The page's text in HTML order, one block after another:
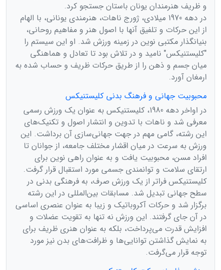
و ظریف هنرمندان یونان باستان جستجو کرد.
در دهه 1970 میلادی، ژورج ناهات، هنرمندی یونانی، با الهام
از این حرکات و تلفیق آنها با اصول هنر و مفاهیم روحانی،
بنیانگذار مکتبی نوین در زمینه ورزش شد. او این سیستم را
"کلیستنیکس" نامید و در تلاش بود تا تعادل و هماهنگی
میان جسم و ذهن را از طریق حرکات ظریف و حساب شده به
ارمغان آورد.
محبوبیت جهانی و فرهنگ بدنی کلیستنیکس
در اواخر دهه 1980، کلیستنیکس به عنوان یک ورزش رسمی
معرفی شد و ناهات با تدوین و انتشار اصول و تکنیک‌های
این رشته، گامی مهم در جهت جهانی‌سازی آن برداشت. این
ورزش به سرعت در میان اقشار مختلف جامعه، از جوانان تا
افراد مسن، محبوبیت یافت و به عنوان راهی نوین برای
ارتقای سلامت و توانمندی جسمی مورد استقبال قرار گرفت.
کلیستنیکس فراتر از یک ورزش صرف، به فرهنگی بدنی در
سطح جهانی تبدیل شد. مسابقات بین‌المللی در این رشته
برگزار شد و حرکات آکروباتیک و زیبا به عنوان عنصری اساسی
در آن جای گرفتند. این ورزش نه تنها به تقویت عضلات و
افزایش قدرت می‌پرداخت، بلکه به عنوان هنری ظریف برای
به نمایش گذاشتن توانایی‌ها و ظرافت‌های بدن نیز مورد
توجه قرار می‌گرفت.